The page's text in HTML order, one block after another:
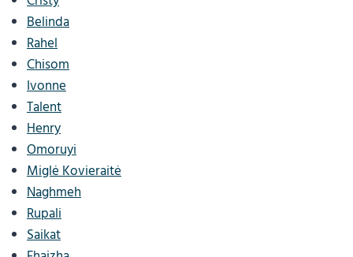
Belinda
Rahel
Chisom
Ivonne
Talent
Henry
Omoruyi
Miglė Kovieraitė
Naghmeh
Rupali
Saikat